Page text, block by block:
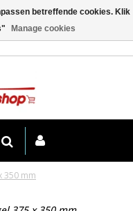
350 mm
betreffende cookies. Klik
Manage cookies